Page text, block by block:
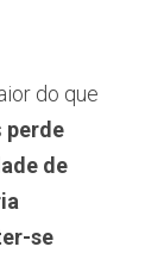
do que
perde
de
se